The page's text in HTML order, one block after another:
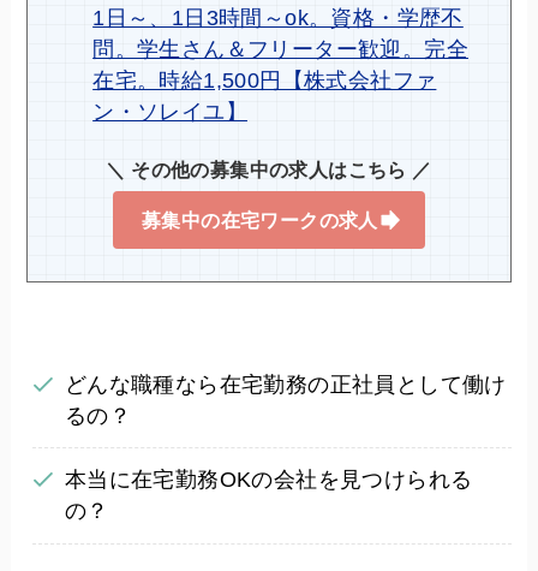
1日～、1日3時間～ok。資格・学歴不
問。学生さん＆フリーター歓迎。完全
在宅。時給1,500円【株式会社ファ
ン・ソレイユ】
＼ その他の募集中の求人はこちら ／
募集中の在宅ワークの求人
どんな職種なら在宅勤務の正社員として働け
るの？
本当に在宅勤務OKの会社を見つけられる
の？